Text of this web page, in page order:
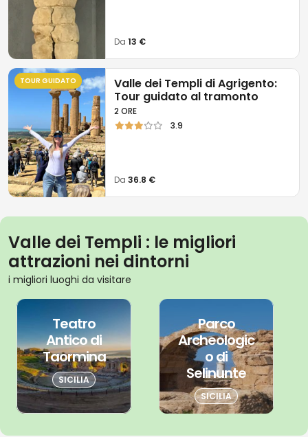
Da13 €
TOUR GUIDATO
Valle dei Templi di Agrigento:
Tour guidato al tramonto
2 ORE
3.9
Da36.8 €
Valle dei Templi : le migliori
attrazioni nei dintorni
i migliori luoghi da visitare
Teatro
Antico di
Taormina
SICILIA
Parco
Archeologic
o di
Selinunte
SICILIA